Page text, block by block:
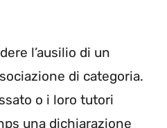
l’ausilio di un
di categoria.
o i loro tutori
una dichiarazione